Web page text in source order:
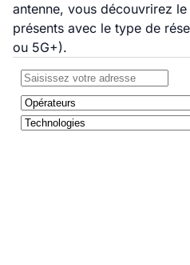
antenne, vous découvrirez
présents avec le type de
ou 5G+).